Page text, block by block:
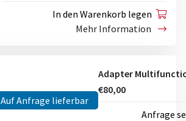
In den Warenkorb legen
Mehr Information
Auf Anfrage lieferbar
€80,00
Anfrage